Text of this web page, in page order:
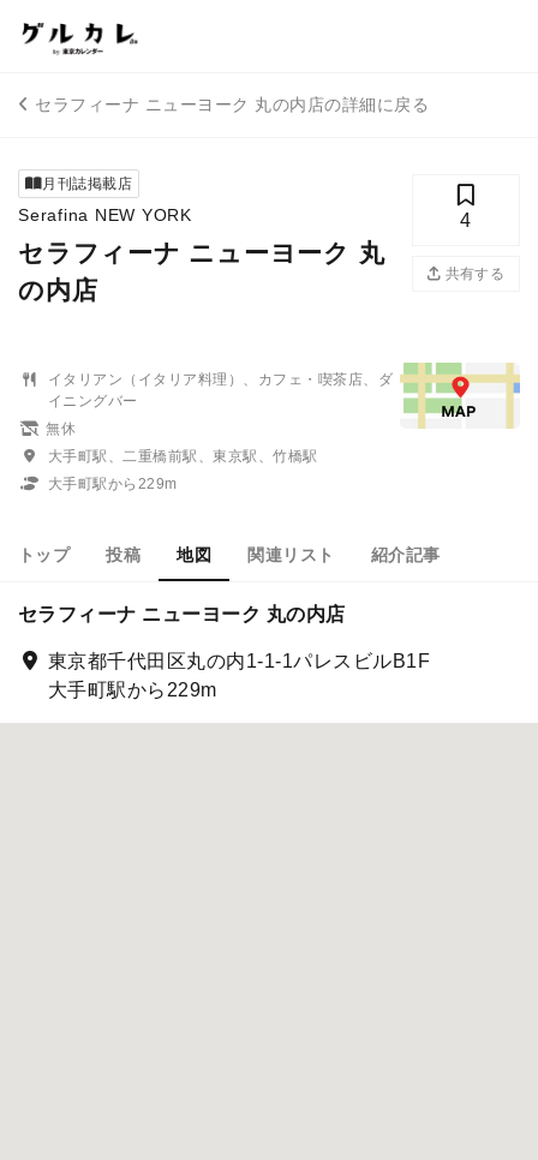
セラフィーナ ニューヨーク 丸の内店の詳細に戻る
月刊誌掲載店
Serafina NEW YORK
セラフィーナ ニューヨーク 丸
の内店
4
共有する
イタリアン（イタリア料理）、カフェ・喫茶店、ダ
イニングバー
無休
大手町駅、二重橋前駅、東京駅、竹橋駅
大手町駅から229m
トップ 投稿 地図 関連リスト 紹介記事
セラフィーナ ニューヨーク 丸の内店
東京都千代田区丸の内1-1-1パレスビルB1F
大手町駅から229m